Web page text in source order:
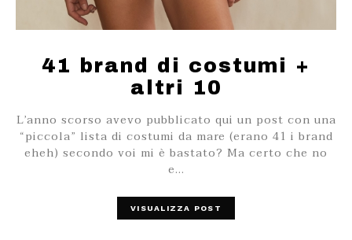
41 brand di costumi +
altri 10
L’anno scorso avevo pubblicato qui un post con una
“piccola” lista di costumi da mare (erano 41 i brand
eheh) secondo voi mi è bastato? Ma certo che no
e…
VISUALIZZA POST